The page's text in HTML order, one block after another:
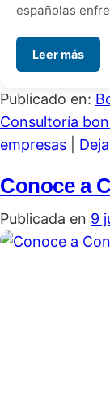
españolas
Leer más
Publicado en:
Consultoría
empresas
Conoce a
Publicada en 9